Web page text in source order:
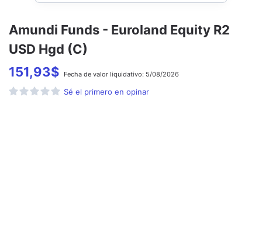
Amundi Funds - Euroland Equity R2
USD Hgd (C)
151,93$ Fecha de valor liquidativo: 5/08/2026
Sé el primero en opinar